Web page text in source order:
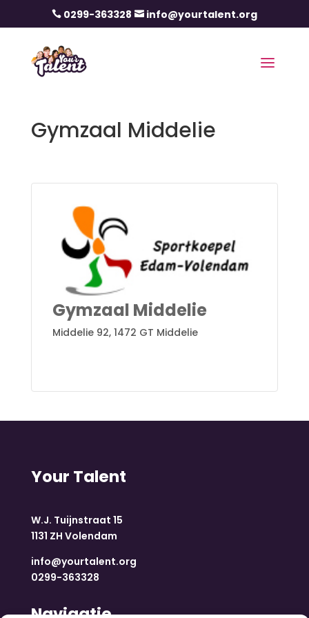
 0299-363328  info@yourtalent.org
Gymzaal Middelie
Gymzaal Middelie
Middelie 92, 1472 GT Middelie
Your Talent
W.J. Tuijnstraat 15
1131 ZH Volendam
info@yourtalent.org
0299-363328